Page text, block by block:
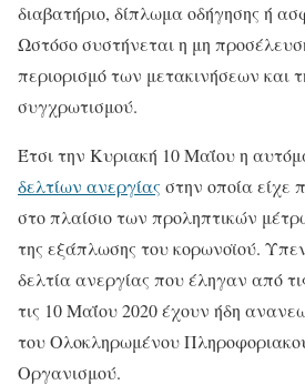
διαβατήριο, δίπλωμα οδήγησης ή
Ωστόσο συστήνεται η μη
περιορισμό των μετακινήσεων και
συγχρωτισμού.
Έτσι την Κυριακή 10 Μαΐου η
δελτίων ανεργίας στην οποία
στο πλαίσιο των προληπτικών
της εξάπλωσης του κορωνοϊού.
δελτία ανεργίας που έληγαν από
τις 10 Μαΐου 2020 έχουν ήδη
του Ολοκληρωμένου
Οργανισμού.